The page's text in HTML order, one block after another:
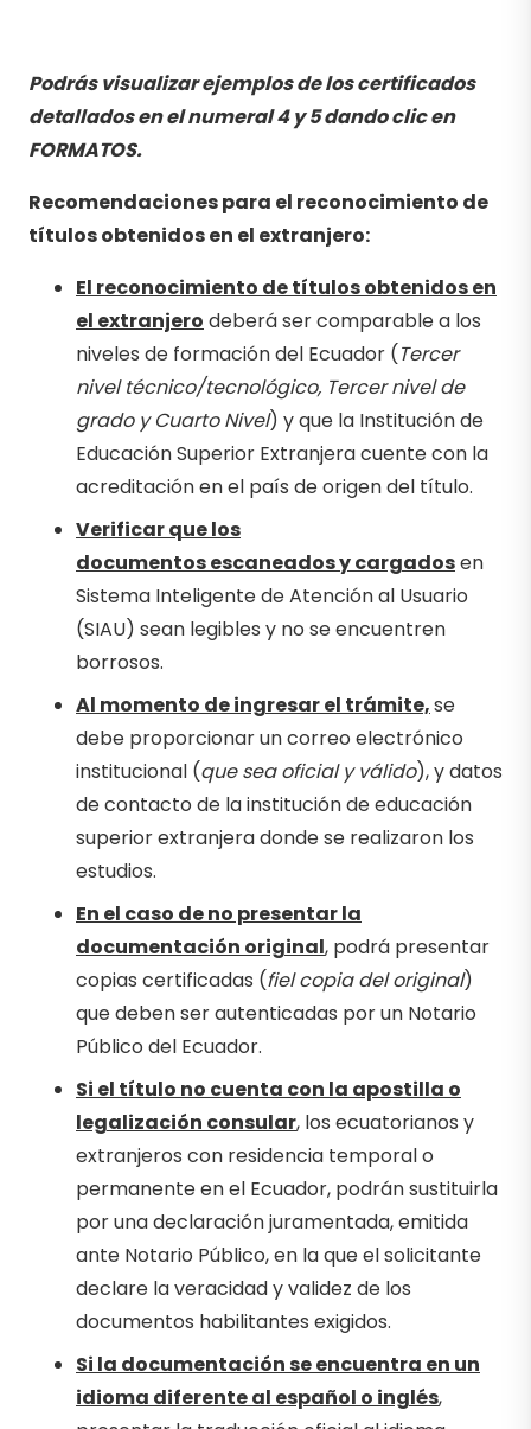
Podrás visualizar ejemplos de los certificados
detallados en el numeral 4 y 5 dando clic en
FORMATOS.
Recomendaciones para el reconocimiento de
títulos obtenidos en el extranjero:
El reconocimiento de títulos obtenidos en
el extranjero deberá ser comparable a los
niveles de formación del Ecuador (Tercer
nivel técnico/tecnológico, Tercer nivel de
grado y Cuarto Nivel) y que la Institución de
Educación Superior Extranjera cuente con la
acreditación en el país de origen del título.
Verificar que los
documentos escaneados y cargadosen
Sistema Inteligente de Atención al Usuario
(SIAU) sean legibles y no se encuentren
borrosos.
Al momento de ingresar el trámite,se
debe proporcionar un correo electrónico
institucional (que sea oficial y válido), y datos
de contacto de la institución de educación
superior extranjera donde se realizaron los
estudios.
En el caso de no presentar la
documentación original, podrá presentar
copias certificadas (fiel copia del original)
que deben ser autenticadas por un Notario
Público del Ecuador.
Si el título no cuenta con la apostilla o
legalización consular, los ecuatorianos y
extranjeros con residencia temporal o
permanente en el Ecuador, podrán sustituirla
por una declaración juramentada, emitida
ante Notario Público, en la que el solicitante
declare la veracidad y validez de los
documentos habilitantes exigidos.
Si la documentación se encuentra en un
idioma diferente al español o inglés,